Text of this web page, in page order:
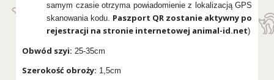
samym czasie otrzyma powiadomienie z lokalizacją GPS
skanowania kodu. Paszport QR zostanie aktywny po
rejestracji na stronie internetowej animal-id.net)
Obwód szyi: 25-35cm
Szerokość obroży: 1,5cm